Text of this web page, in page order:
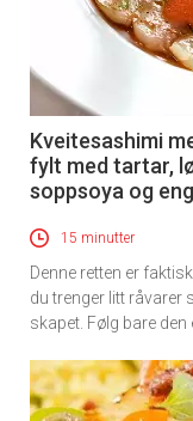
Kveitesashimi
fylt med tartar,
soppsoya og
15 minutter
Denne retten er
du trenger litt råvarer
skapet. Følg bare den